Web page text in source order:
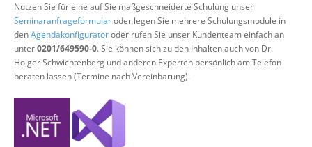
Nutzen Sie für eine auf Sie maßgeschneiderte Schulung unser
Seminaranfrageformularoder legen Sie mehrere Schulungsmodule in
denAgendakonfiguratoroder rufen Sie unser Kundenteam einfach an
unter0201/649590-0. Sie können sich zu den Inhalten auch von Dr.
Holger Schwichtenberg und anderen Experten persönlich am Telefon
beraten lassen (Termine nach Vereinbarung).